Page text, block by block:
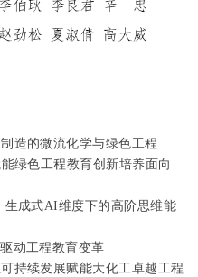
造的微流化学与绿色工程
绿色工程教育创新培养面向
生成式AI维度下的高阶思维能
动工程教育变革
持续发展赋能大化工卓越工程